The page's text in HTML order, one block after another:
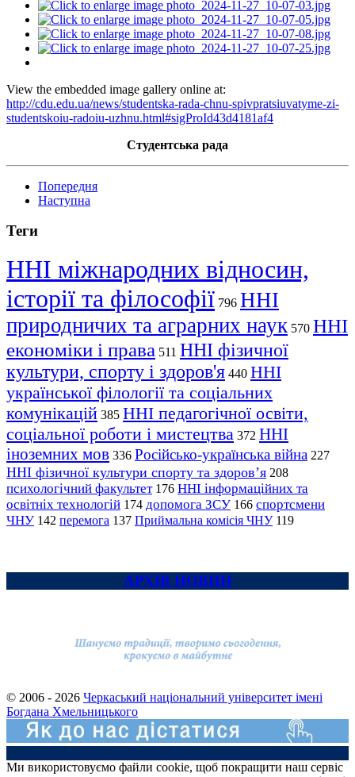
View the embedded image gallery online at:
http://cdu.edu.ua/news/studentska-rada-chnu-spivpratsiuvatyme-zi-
studentskoiu-radoiu-uzhnu.html#sigProId43d4181af4
Студентська рада
Попередня
Наступна
Теги
ННІ міжнародних відносин,
історії та філософії 796 ННІ
природничих та аграрних наук 570 ННІ
економіки і права 511 ННІ фізичної
культури, спорту і здоров'я 440 ННІ
української філології та соціальних
комунікацій 385 ННІ педагогічної освіти,
соціальної роботи і мистецтва 372 ННІ
іноземних мов 336 Російсько-українська війна 227
ННІ фізичної культури спорту та здоров’я 208
психологічний факультет 176 ННІ інформаційних та
освітніх технологій 174 допомога ЗСУ 166 спортсмени
ЧНУ 142 перемога 137 Приймальна комісія ЧНУ 119
АРХІВ НОВИН
© 2006 - 2026 Черкаський національний університет імені
Богдана Хмельницького
Ми використовуємо файли cookie, щоб покращити наш сервіс